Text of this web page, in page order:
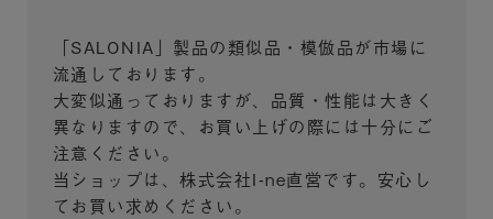
「SALONIA」製品の類似品・模倣品が市場に
流通しております。
大変似通っておりますが、品質・性能は大きく
異なりますので、お買い上げの際には十分にご
注意ください。
当ショップは、株式会社I-ne直営です。安心し
てお買い求めください。